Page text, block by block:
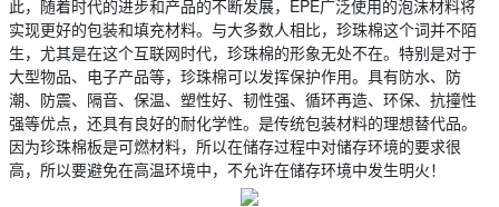
此，随着时代的进步和产品的不断发展，EPE广泛使用的泡沫材料将
实现更好的包装和填充材料。与大多数人相比，珍珠棉这个词并不陌
生，尤其是在这个互联网时代，珍珠棉的形象无处不在。特别是对于
大型物品、电子产品等，珍珠棉可以发挥保护作用。具有防水、防
潮、防震、隔音、保温、塑性好、韧性强、循环再造、环保、抗撞性
强等优点，还具有良好的耐化学性。是传统包装材料的理想替代品。
因为珍珠棉板是可燃材料，所以在储存过程中对储存环境的要求很
高，所以要避免在高温环境中，不允许在储存环境中发生明火！